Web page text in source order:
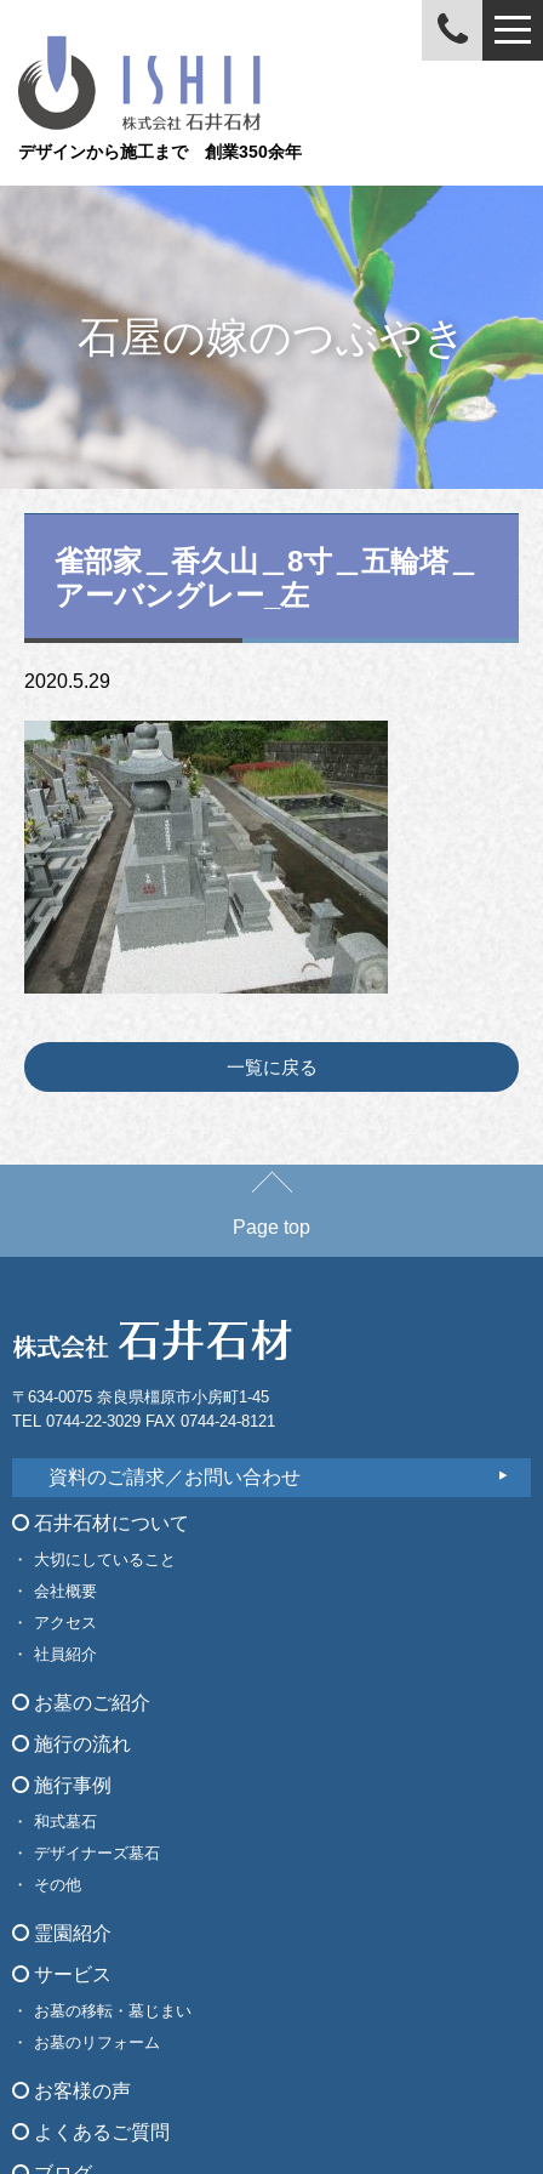
デザインから施工まで 創業350余年
石屋の嫁のつぶやき
雀部家＿香久山＿8寸＿五輪塔＿
アーバングレー_左
2020.5.29
一覧に戻る
Page top
〒634-0075 奈良県橿原市小房町1-45
TEL 0744-22-3029 FAX 0744-24-8121
資料のご請求／お問い合わせ
石井石材について
大切にしていること
会社概要
アクセス
社員紹介
お墓のご紹介
施行の流れ
施行事例
和式墓石
デザイナーズ墓石
その他
霊園紹介
サービス
お墓の移転・墓じまい
お墓のリフォーム
お客様の声
よくあるご質問